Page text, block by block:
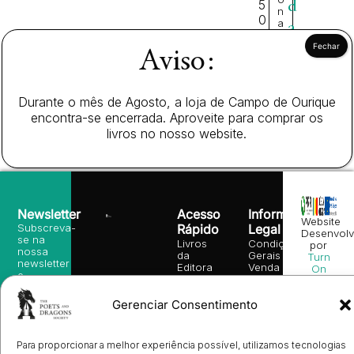
Gerenciar Consentimento
Para proporcionar a melhor experiência possível, utilizamos tecnologias
5
0
n
a
d
a
Acesso
Rápido
Livros
da
Editora
Books
English
Prémio
Informação
Legal
Condições
Gerais de
Venda
Política de
Política
(EU)
Newsletter
Subscreva-
se na
nossa
newsletter
e
receba
as
nossas
sugestões
leitura,
Website
por
Turn
On
direitos
Aviso:
Durante o mês de Agosto, a loja de Campo de Ourique
encontra-se encerrada. Aproveite para comprar os
livros no nosso website.